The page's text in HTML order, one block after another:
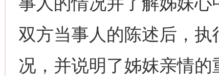
双方当事人的陈述后，
况，并说明了姊妺亲情